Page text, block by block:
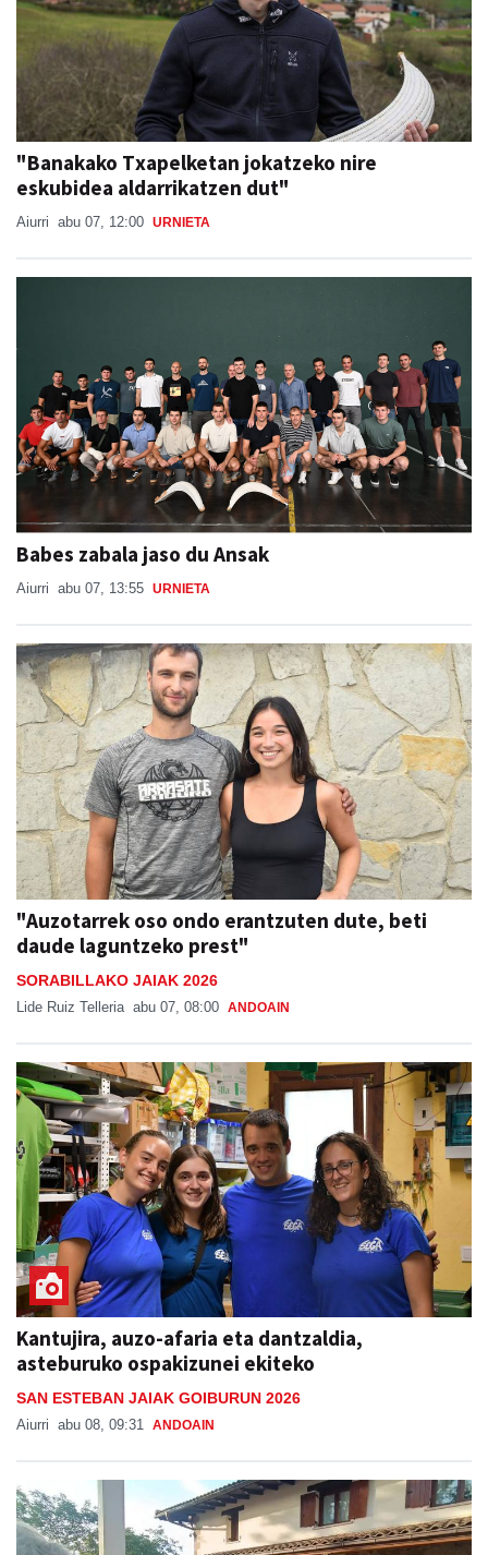
"Banakako Txapelketan jokatzeko nire
eskubidea aldarrikatzen dut"
Aiurri abu 07, 12:00 URNIETA
Babes zabala jaso du Ansak
Aiurri abu 07, 13:55 URNIETA
"Auzotarrek oso ondo erantzuten dute, beti
daude laguntzeko prest"
SORABILLAKO JAIAK 2026
Lide Ruiz Telleria abu 07, 08:00 ANDOAIN
Kantujira, auzo-afaria eta dantzaldia,
asteburuko ospakizunei ekiteko
SAN ESTEBAN JAIAK GOIBURUN 2026
Aiurri abu 08, 09:31 ANDOAIN